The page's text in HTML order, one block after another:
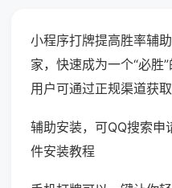
小程序打牌提高胜率辅
家，快速成为一个“必胜
用户可通过正规渠道获取
辅助安装，可QQ搜索
件安装教程